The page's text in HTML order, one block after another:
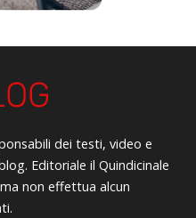
dei testi, video e
Editoriale il Quindicinale
non effettua alcun